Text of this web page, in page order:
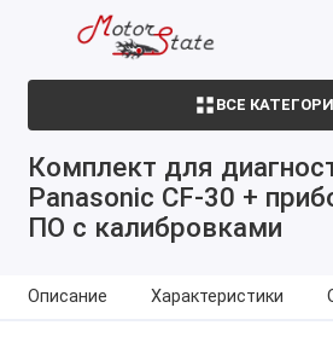
ВСЕ
Комплект для
Panasonic CF-30 +
ПО с калибровками
Описание Характеристики